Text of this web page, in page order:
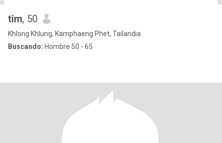
tim, 50
Khlong Khlung, Kamphaeng Phet, Tailandia
Buscando: Hombre 50 - 65